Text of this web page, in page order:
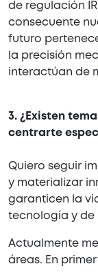
de regulación
consecuente
futuro
la precisión
interactúan de
3. ¿Existen
centrarte
Quiero seguir
y materializar
garanticen la
tecnología y de
Actualmente
áreas. En